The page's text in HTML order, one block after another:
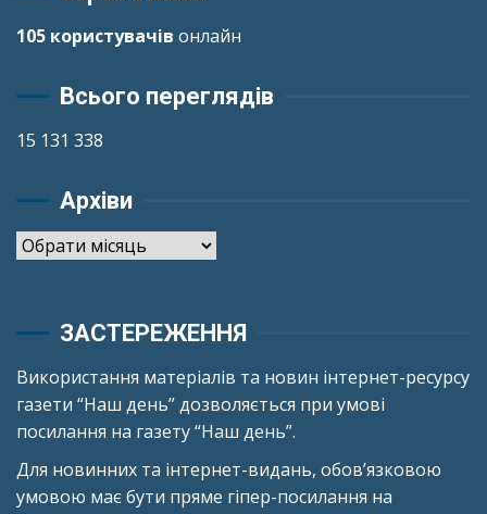
105 користувачів онлайн
Всього переглядів
15 131 338
Архіви
Архіви
ЗАСТЕРЕЖЕННЯ
Використання матеріалів та новин інтернет-ресурсу
газети “Наш день” дозволяється при умові
посилання на газету “Наш день”.
Для новинних та інтернет-видань, обов’язковою
умовою має бути пряме гіпер-посилання на